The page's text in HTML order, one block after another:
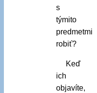
s
týmito
predmetmi
robiť?
Keď
ich
objavíte,